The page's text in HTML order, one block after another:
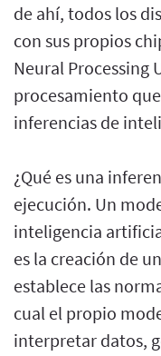
de ahí, todos los
con sus propios
Neural Processing
procesamiento
inferencias de
¿Qué es una
ejecución. Un
inteligencia
es la creación de
establece las
cual el propio
interpretar datos,